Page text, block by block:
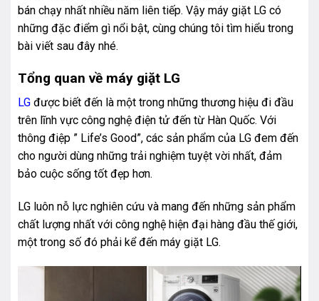
bán chạy nhất nhiều năm liên tiếp. Vậy máy giặt LG có
những đặc điểm gì nổi bật, cùng chúng tôi tìm hiểu trong
bài viết sau đây nhé.
Tổng quan về máy giặt LG
LG được biết đến là một trong những thương hiệu đi đầu
trên lĩnh vực công nghệ điện tử đến từ Hàn Quốc. Với
thông điệp ” Life’s Good”, các sản phẩm của LG đem đến
cho người dùng những trải nghiệm tuyệt vời nhất, đảm
bảo cuộc sống tốt đẹp hơn.
LG luôn nỗ lực nghiên cứu và mang đến những sản phẩm
chất lượng nhất với công nghệ hiện đại hàng đầu thế giới,
một trong số đó phải kể đến máy giặt LG.